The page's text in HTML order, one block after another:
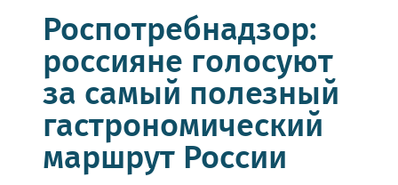
Роспотребнадзор:
россияне голосуют
за самый полезный
гастрономический
маршрут России